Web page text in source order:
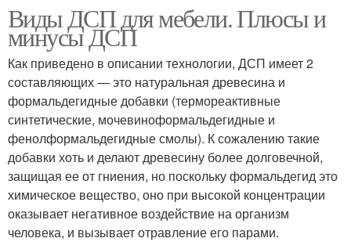
Виды ДСП для мебели. Плюсы и
минусы ДСП
Как приведено в описании технологии, ДСП имеет 2
составляющих — это натуральная древесина и
формальдегидные добавки (термореактивные
синтетические, мочевиноформальдегидные и
фенолформальдегидные смолы). К сожалению такие
добавки хоть и делают древесину более долговечной,
защищая ее от гниения, но поскольку формальдегид это
химическое вещество, оно при высокой концентрации
оказывает негативное воздействие на организм
человека, и вызывает отравление его парами.